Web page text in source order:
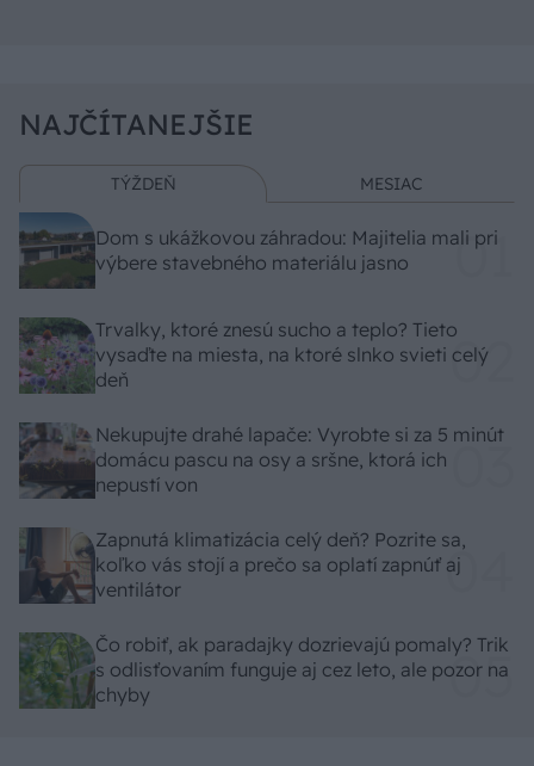
NAJČÍTANEJŠIE
TÝŽDEŇ MESIAC
Dom s ukážkovou záhradou: Majitelia mali pri
výbere stavebného materiálu jasno
Trvalky, ktoré znesú sucho a teplo? Tieto
vysaďte na miesta, na ktoré slnko svieti celý
deň
Nekupujte drahé lapače: Vyrobte si za 5 minút
domácu pascu na osy a sršne, ktorá ich
nepustí von
Zapnutá klimatizácia celý deň? Pozrite sa,
koľko vás stojí a prečo sa oplatí zapnúť aj
ventilátor
Čo robiť, ak paradajky dozrievajú pomaly? Trik
s odlisťovaním funguje aj cez leto, ale pozor na
chyby